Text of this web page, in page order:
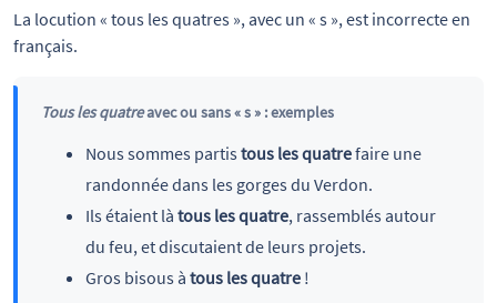
La locution « tous les quatres », avec un « s », est incorrecte en
français.
Tous les quatreavec ou sans « s » : exemples
Nous sommes partis tous les quatrefaire une
randonnée dans les gorges du Verdon.
Ils étaient là tous les quatre, rassemblés autour
du feu, et discutaient de leurs projets.
Gros bisous à tous les quatre!